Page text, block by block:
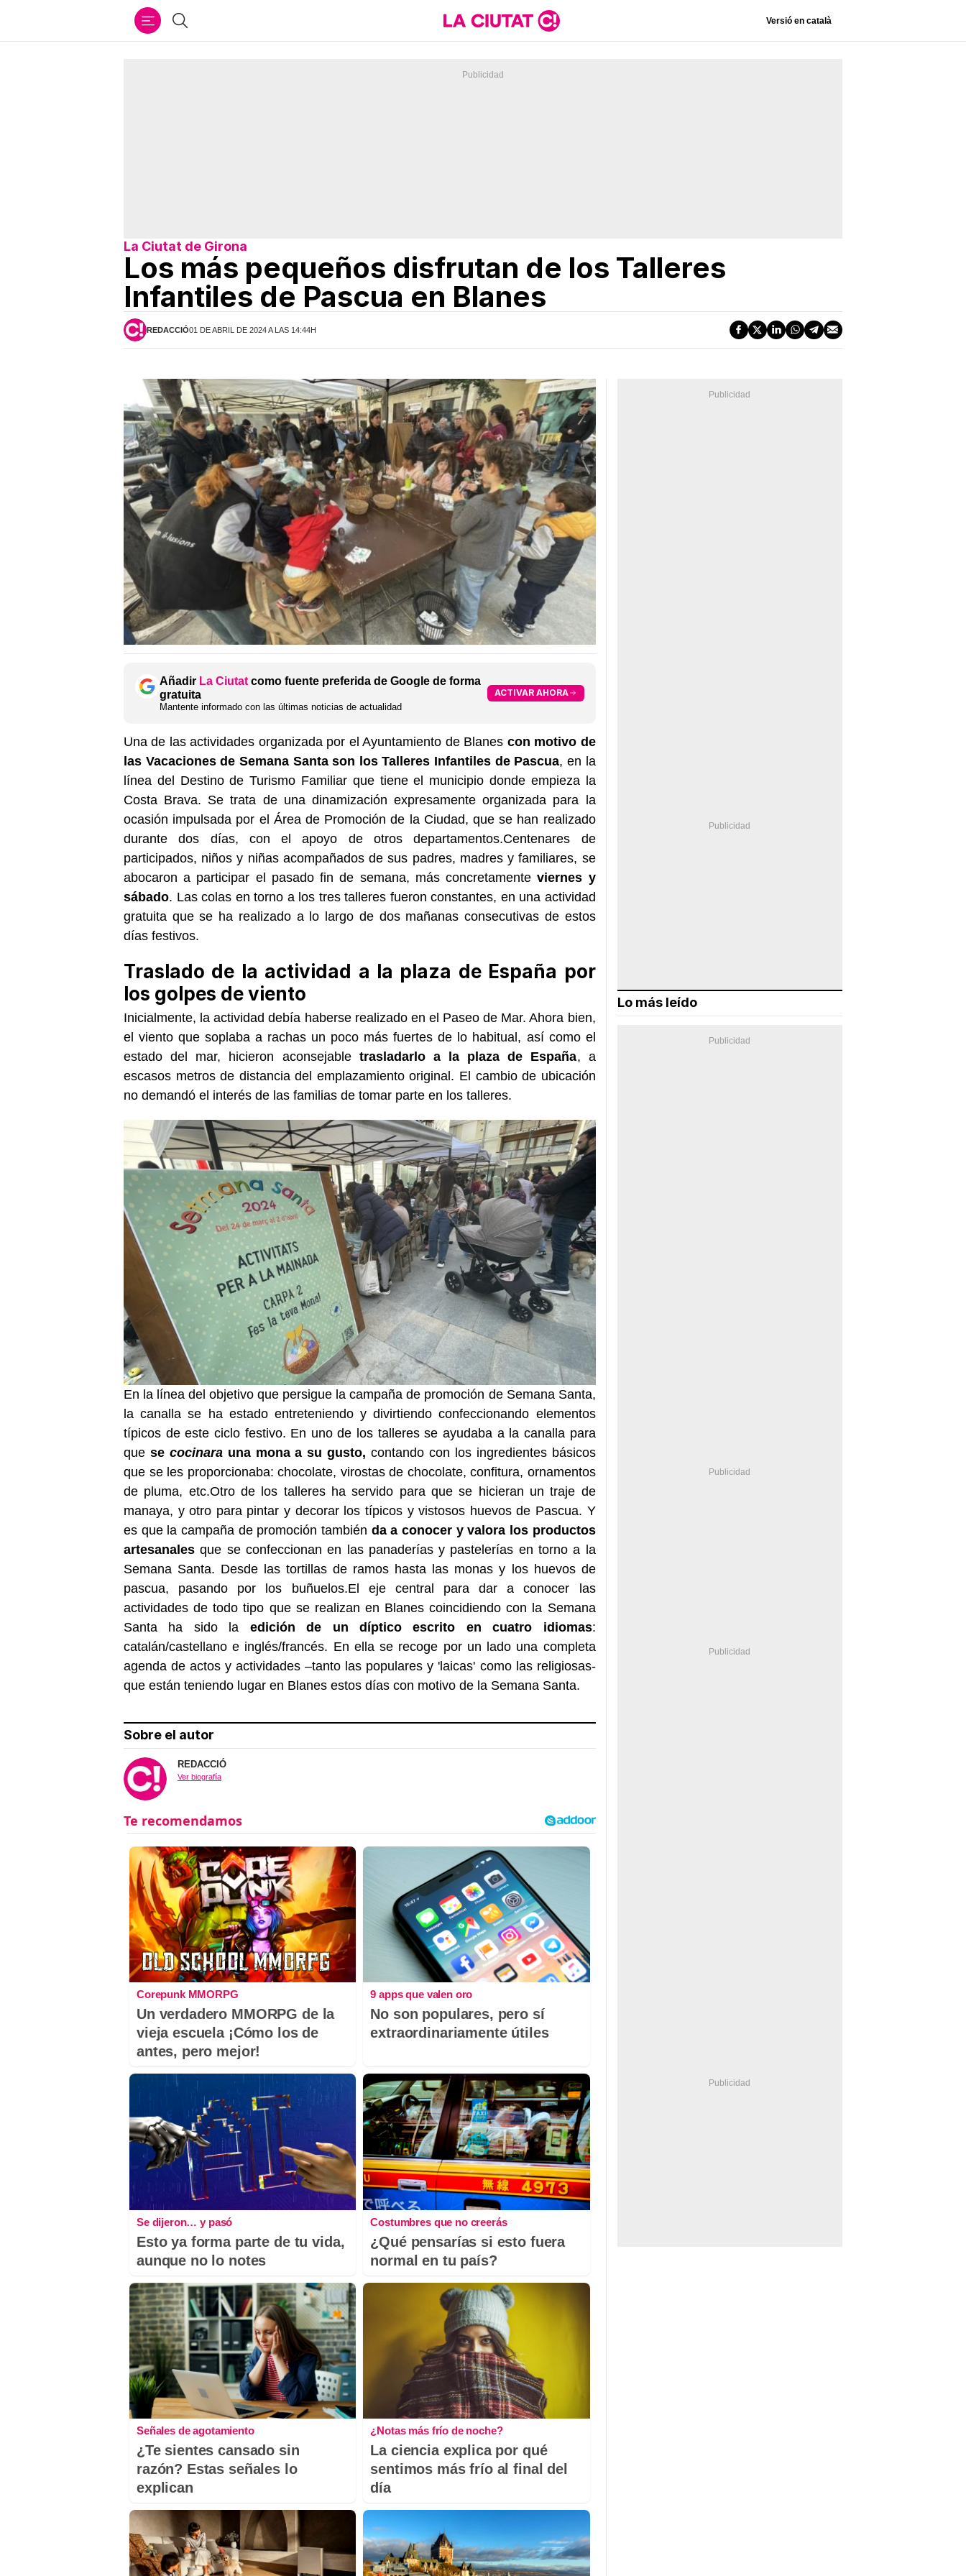
Buscar Versió en català
La Ciutat de Girona
Los más pequeños disfrutan de los Talleres
Infantiles de Pascua en Blanes
REDACCIÓ01 DE ABRIL DE 2024 A LAS 14:44H
Añadir La Ciutat como fuente preferida de Google de forma
gratuita
Mantente informado con las últimas noticias de actualidad
ACTIVAR AHORA
Una de las actividades organizada por el Ayuntamiento de Blanes con motivo de
las Vacaciones de Semana Santa son los Talleres Infantiles de Pascua, en la
línea del Destino de Turismo Familiar que tiene el municipio donde empieza la
Costa Brava. Se trata de una dinamización expresamente organizada para la
ocasión impulsada por el Área de Promoción de la Ciudad, que se han realizado
durante dos días, con el apoyo de otros departamentos.Centenares de
participados, niños y niñas acompañados de sus padres, madres y familiares, se
abocaron a participar el pasado fin de semana, más concretamenteviernes y
sábado. Las colas en torno a los tres talleres fueron constantes, en una actividad
gratuita que se ha realizado a lo largo de dos mañanas consecutivas de estos
días festivos.
Traslado de la actividad a la plaza de España por
los golpes de viento
Inicialmente, la actividad debía haberse realizado en el Paseo de Mar. Ahora bien,
el viento que soplaba a rachas un poco más fuertes de lo habitual, así como el
estado del mar, hicieron aconsejable trasladarlo a la plaza de España, a
escasos metros de distancia del emplazamiento original. El cambio de ubicación
no demandó el interés de las familias de tomar parte en los talleres.
En la línea del objetivo que persigue la campaña de promoción de Semana Santa,
la canalla se ha estado entreteniendo y divirtiendo confeccionando elementos
típicos de este ciclo festivo. En uno de los talleres se ayudaba a la canalla para
que se cocinara una mona a su gusto, contando con los ingredientes básicos
que se les proporcionaba: chocolate, virostas de chocolate, confitura, ornamentos
de pluma, etc.Otro de los talleres ha servido para que se hicieran un traje de
manaya, y otro para pintar y decorar los típicos y vistosos huevos de Pascua. Y
es que la campaña de promoción también da a conocer y valora los productos
artesanales que se confeccionan en las panaderías y pastelerías en torno a la
Semana Santa. Desde las tortillas de ramos hasta las monas y los huevos de
pascua, pasando por los buñuelos.El eje central para dar a conocer las
actividades de todo tipo que se realizan en Blanes coincidiendo con la Semana
Santa ha sido la edición de un díptico escrito en cuatro idiomas:
catalán/castellano e inglés/francés. En ella se recoge por un lado una completa
agenda de actos y actividades –tanto las populares y 'laicas' como las religiosas-
que están teniendo lugar en Blanes estos días con motivo de la Semana Santa.
Sobre el autor
REDACCIÓ
Ver biografía
Corepunk MMORPG
Un verdadero MMORPG de la
vieja escuela ¡Cómo los de
antes, pero mejor!
9 apps que valen oro
No son populares, pero sí
extraordinariamente útiles
Se dijeron… y pasó
Esto ya forma parte de tu vida,
aunque no lo notes
Costumbres que no creerás
¿Qué pensarías si esto fuera
normal en tu país?
Señales de agotamiento
¿Te sientes cansado sin
razón? Estas señales lo
explican
¿Notas más frío de noche?
La ciencia explica por qué
sentimos más frío al final del
día
Lo más leído